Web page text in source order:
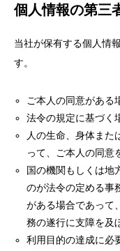
個人情報の第三
当社が保有する個人情
す。
ご本人の同意がある
法令の規定に基づく
人の生命、身体また
って、ご本人の同意
国の機関もしくは地
のが法令の定める事
がある場合であって
務の遂行に支障を及
利用目的の達成に必